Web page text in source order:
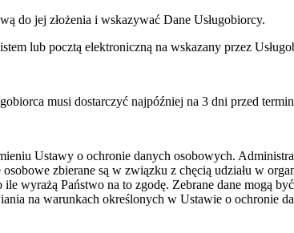
do jej złożenia i wskazywać Dane Usługobiorcy.
lub pocztą elektroniczną na wskazany przez
musi dostarczyć najpóźniej na 3 dni przed
Ustawy o ochronie danych osobowych.
zbierane są w związku z chęcią udziału w
wyrażą Państwo na to zgodę. Zebrane dane mogą
na warunkach określonych w Ustawie o ochronie